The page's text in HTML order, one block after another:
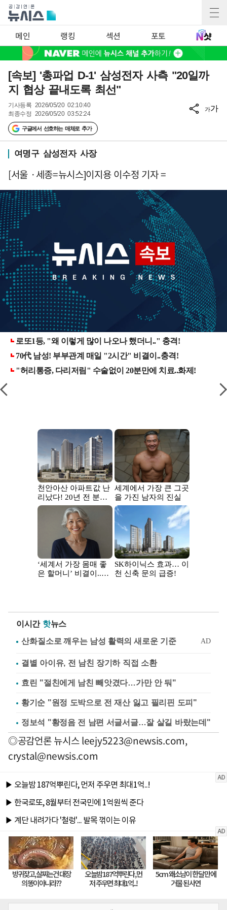
메인 랭킹 섹션 포토
[속보] '총파업 D-1' 삼성전자 사측 "20일까
지 협상 끝내도록 최선"
기사등록 2026/05/20 02:10:40
최종수정 2026/05/20 03:52:24
구글에서 선호하는 매체로 추가
가가
여명구 삼성전자 사장
[서울 ·세종=뉴시스]이지용 이수정 기자 =
이시간 핫뉴스
결별 아이유, 전 남친 장기하 직접 소환
효린 "절친에게 남친 빼앗겼다…가만 안 둬"
황기순 "원정 도박으로 전 재산 잃고 필리핀 도피"
정보석 "황정음 전 남편 서글서글…잘 살길 바랐는데"
◎공감언론 뉴시스leejy5223@newsis.com,
crystal@newsis.com